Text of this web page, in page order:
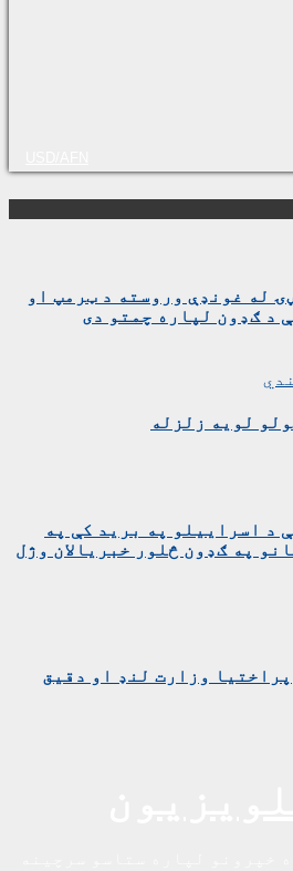
له غونډې وروسته د ټرمپ او
د ګډون لپاره چمتو دی
لویه زلزله
د اسراییلو په برید کې په
باندې د ۱۵ کسانو په ګډون څلور خبریالان وژل
وزارت لنډ او دقیق